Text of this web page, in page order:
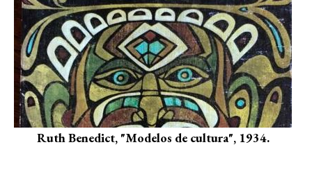
Ruth Benedict, "Modelos de cultura", 1934.